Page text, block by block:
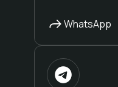
WhatsApp